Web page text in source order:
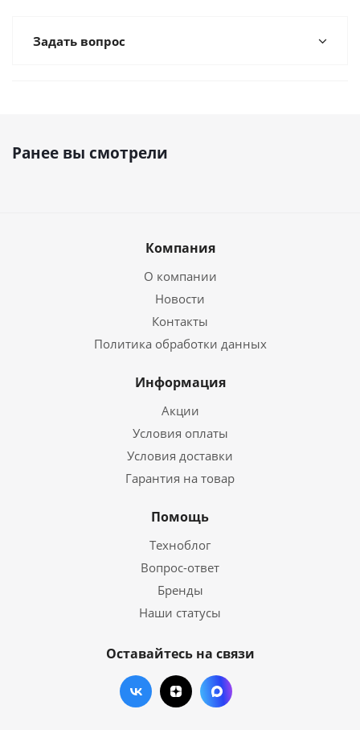
Задать вопрос
Ранее вы смотрели
Компания
О компании
Новости
Контакты
Политика обработки данных
Информация
Акции
Условия оплаты
Условия доставки
Гарантия на товар
Помощь
Техноблог
Вопрос-ответ
Бренды
Наши статусы
Оставайтесь на связи